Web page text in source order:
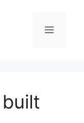
Menu